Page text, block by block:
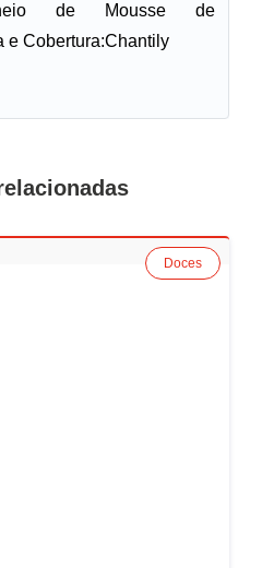
de Mousse de
e Cobertura:Chantily
Doces